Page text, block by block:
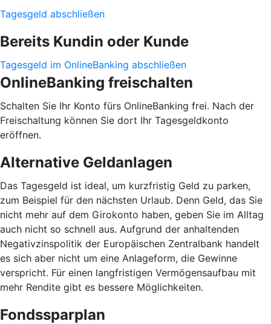
Tagesgeld abschließen
Bereits Kundin oder Kunde
Tagesgeld im OnlineBanking abschließen
OnlineBanking freischalten
Schalten Sie Ihr Konto fürs OnlineBanking frei. Nach der
Freischaltung können Sie dort Ihr Tagesgeldkonto
eröffnen.
Alternative Geldanlagen
Das Tagesgeld ist ideal, um kurzfristig Geld zu parken,
zum Beispiel für den nächsten Urlaub. Denn Geld, das Sie
nicht mehr auf dem Girokonto haben, geben Sie im Alltag
auch nicht so schnell aus. Aufgrund der anhaltenden
Negativzinspolitik der Europäischen Zentralbank handelt
es sich aber nicht um eine Anlageform, die Gewinne
verspricht. Für einen langfristigen Vermögensaufbau mit
mehr Rendite gibt es bessere Möglichkeiten.
Fondssparplan